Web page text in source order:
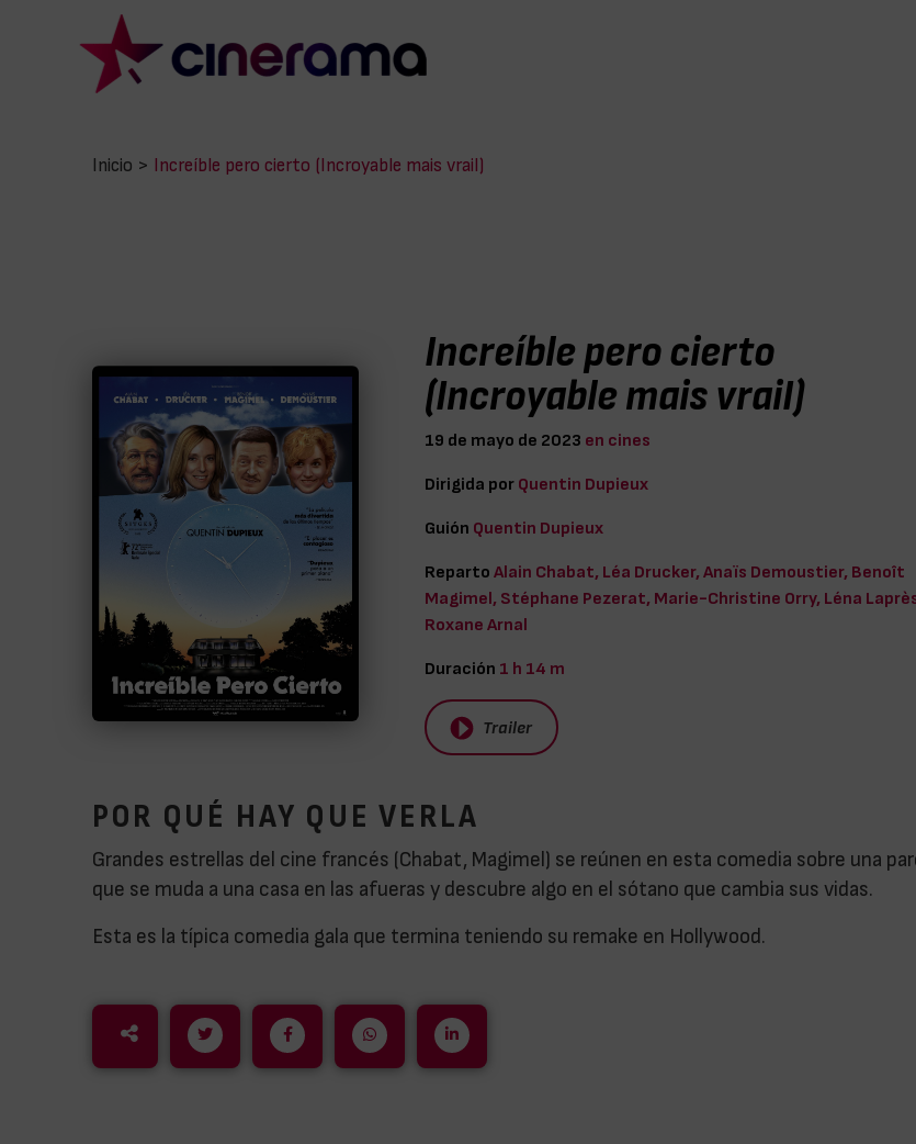
Inicio > Increíble pero cierto (Incroyable mais vraiI)
Increíble pero cierto
(Incroyable mais vraiI)
19 de mayo de 2023 en cines
Dirigida por Quentin Dupieux
Guión Quentin Dupieux
Reparto Alain Chabat, Léa Drucker, Anaïs Demoustier, Benoît
Magimel, Stéphane Pezerat, Marie-Christine Orry, Léna
Roxane Arnal
Duración 1 h 14 m
Trailer
POR QUÉ HAY QUE VERLA
Grandes estrellas del cine francés (Chabat, Magimel) se reúnen en esta comedia sobre una
que se muda a una casa en las afueras y descubre algo en el sótano que cambia sus vidas.
Esta es la típica comedia gala que termina teniendo su remake en Hollywood.